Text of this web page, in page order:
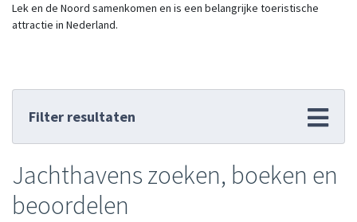
Lek en de Noord samenkomen en is een belangrijke toeristische
attractie in Nederland.
Filter resultaten
Jachthavens zoeken, boeken en
beoordelen